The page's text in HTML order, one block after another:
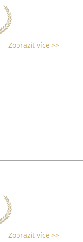
Zobrazit více >>
Zobrazit více >>